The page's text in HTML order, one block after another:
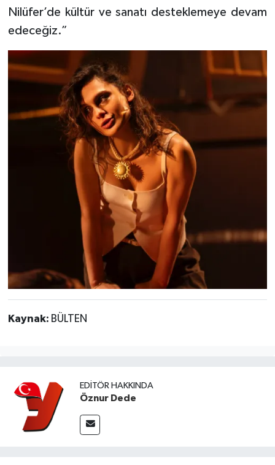
Nilüfer’de kültür ve sanatı desteklemeye devam
edeceğiz.”
Kaynak: BÜLTEN
EDITÖR HAKKINDA
Öznur Dede